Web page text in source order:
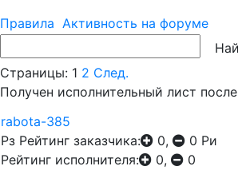
Правила Активность на форуме
Страницы: 1 2 След.
Получен исполнительный лист
rabota-385
Рз Рейтинг заказчика: 0, 0 Ри
Рейтинг исполнителя:
0, 0